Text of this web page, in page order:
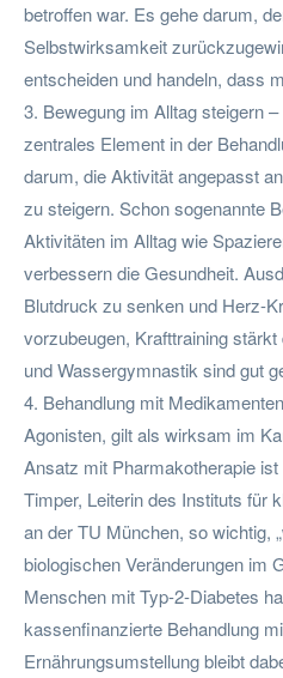
betroffen war. Es gehe darum,
Selbstwirksamkeit
entscheiden und handeln, dass
3. Bewegung im Alltag steigern
zentrales Element in der
darum, die Aktivität angepasst
zu steigern. Schon sogenannte
Aktivitäten im Alltag wie
verbessern die Gesundheit.
Blutdruck zu senken und Herz-
vorzubeugen, Krafttraining
und Wassergymnastik sind gut
4. Behandlung mit
Agonisten, gilt als wirksam im
Ansatz mit Pharmakotherapie
Timper, Leiterin des Instituts für
an der TU München, so wichtig,
biologischen Veränderungen im
Menschen mit Typ-2-Diabetes
kassenfinanzierte Behandlung
Ernährungsumstellung bleibt